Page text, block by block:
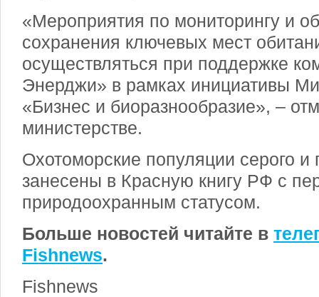
«Мероприятия по мониторингу и
сохранения ключевых мест
осуществляться при поддержке
Энерджи» в рамках инициативы
«Бизнес и биоразнообразие», –
министерстве.
Охотоморские популяции серого и
занесены в Красную книгу РФ с
природоохранным статусом.
Больше новостей читайте в
Fishnews.
Fishnews